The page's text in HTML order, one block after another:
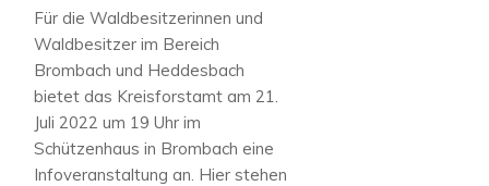
Für die Waldbesitzerinnen und
Waldbesitzer im Bereich
Brombach und Heddesbach
bietet das Kreisforstamt am 21.
Juli 2022 um 19 Uhr im
Schützenhaus in Brombach eine
Infoveranstaltung an. Hier stehen